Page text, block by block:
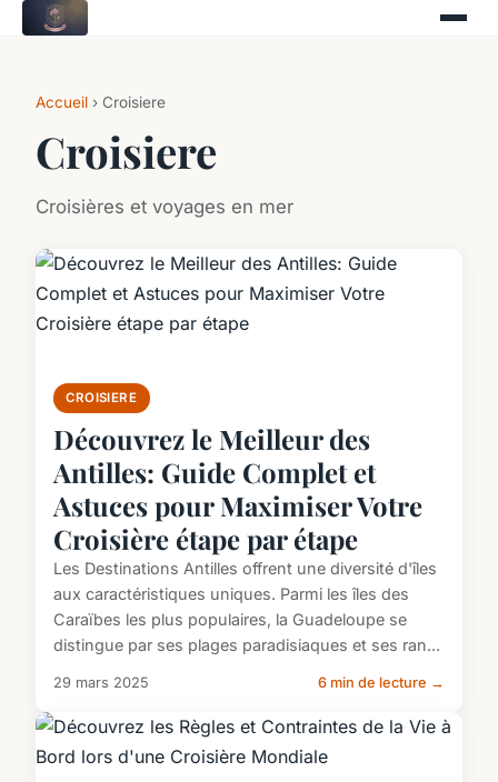
Accueil › Croisiere
Croisiere
Croisières et voyages en mer
CROISIERE
Découvrez le Meilleur des
Antilles: Guide Complet et
Astuces pour Maximiser Votre
Croisière étape par étape
Les Destinations Antilles offrent une diversité d'îles
aux caractéristiques uniques. Parmi les îles des
Caraïbes les plus populaires, la Guadeloupe se
distingue par ses plages paradisiaques et ses ran...
29 mars 2025 6 min de lecture →